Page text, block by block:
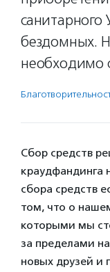
санитарного
бездомных.
необходимо
Сбор средств
краудфандинга
сбора средств
том, что о
которыми мы
за пределами
новых друзей и